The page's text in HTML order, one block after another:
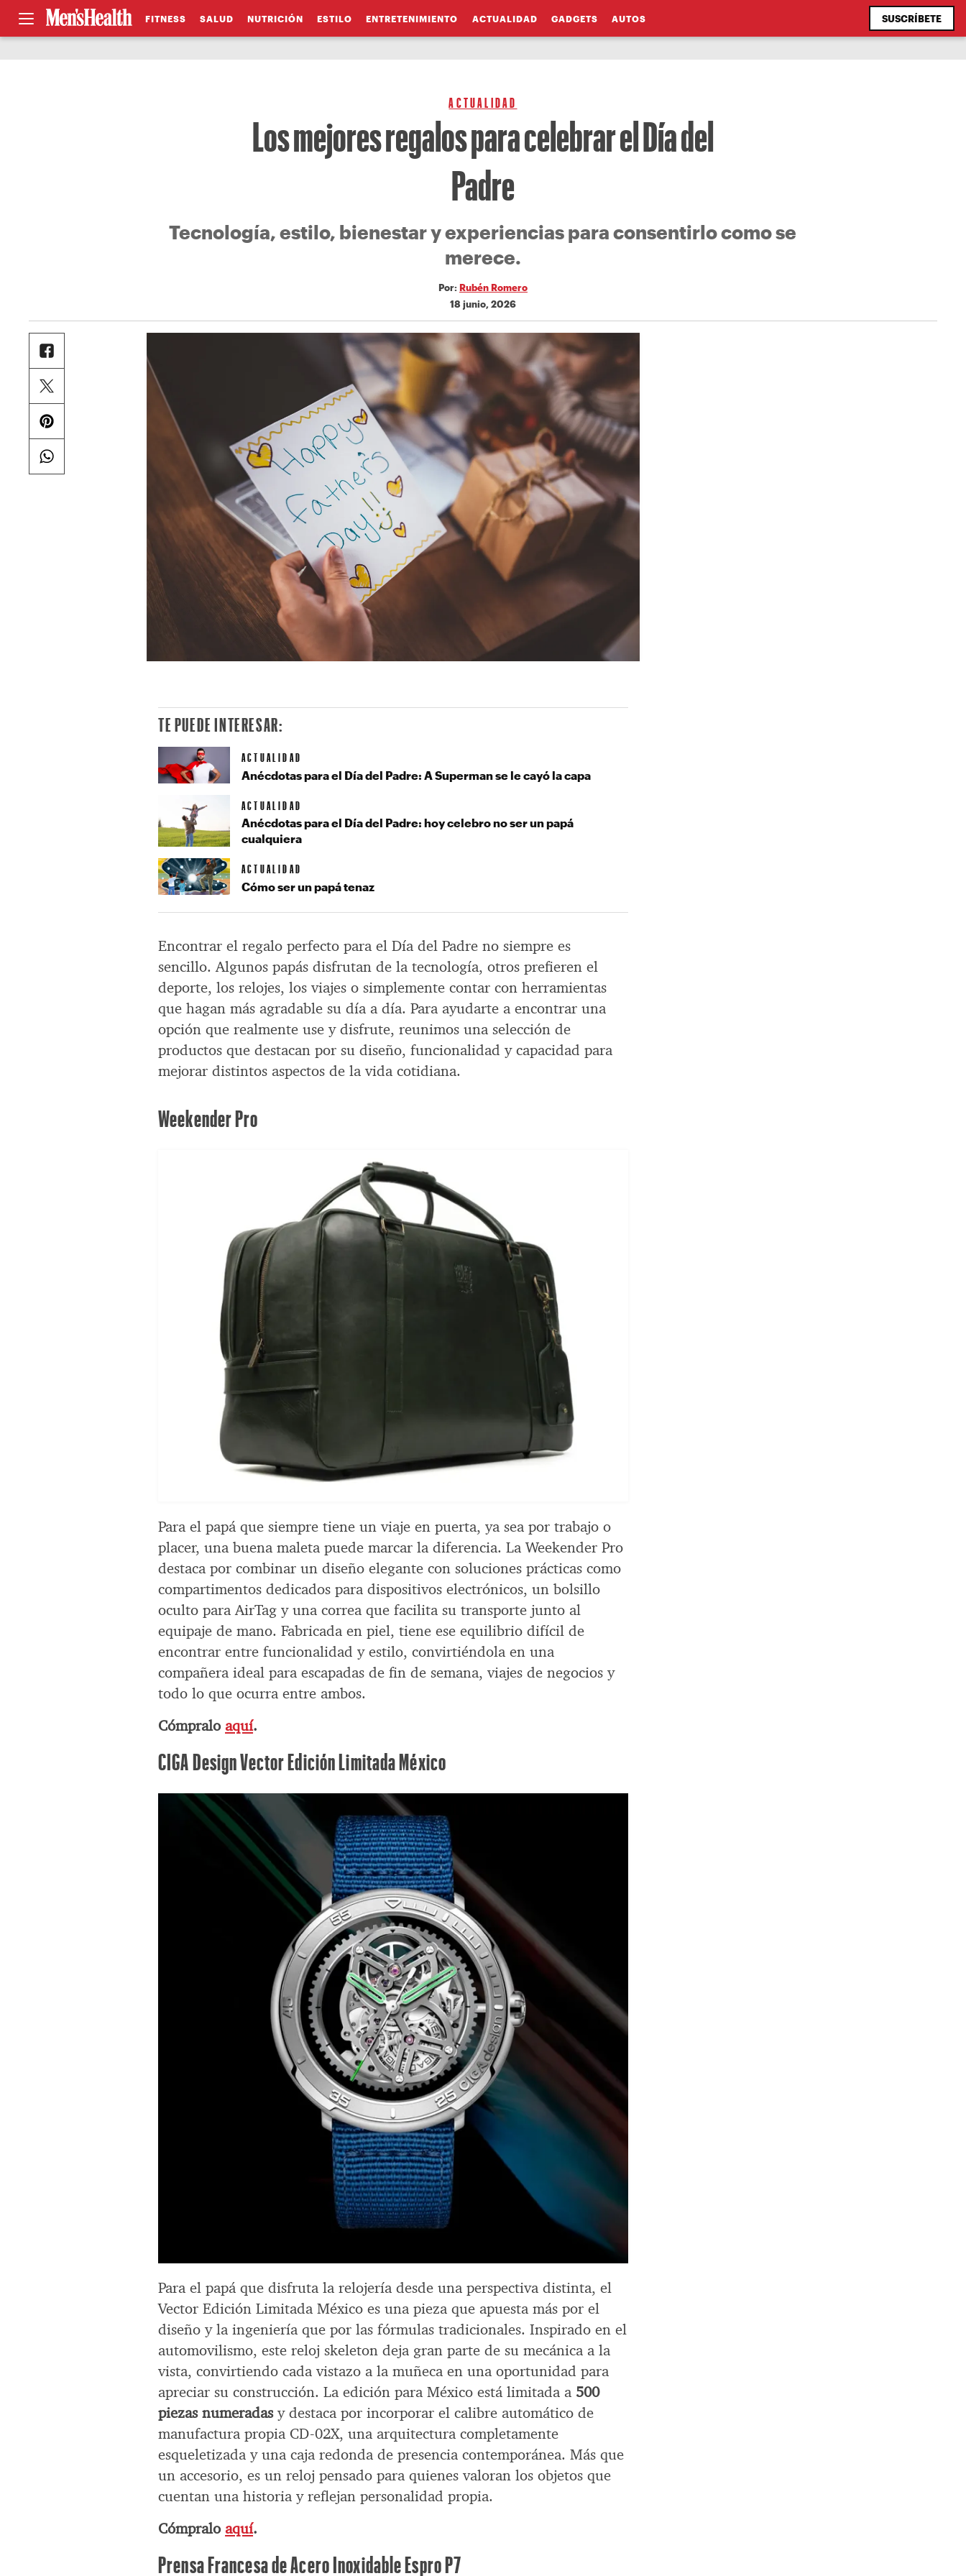
FITNESS SALUD NUTRICIÓN ESTILO ENTRETENIMIENTO ACTUALIDAD GADGETS AUTOS SUSCRÍBETE
ACTUALIDAD
Los mejores regalos para celebrar el Día del
Padre
Tecnología, estilo, bienestar y experiencias para consentirlo como se
merece.
Por: Rubén Romero
18 junio, 2026
Encontrar el regalo perfecto para el Día del Padre no siempre es
sencillo. Algunos papás disfrutan de la tecnología, otros prefieren el
deporte, los relojes, los viajes o simplemente contar con herramientas
que hagan más agradable su día a día. Para ayudarte a encontrar una
opción que realmente use y disfrute, reunimos una selección de
productos que destacan por su diseño, funcionalidad y capacidad para
mejorar distintos aspectos de la vida cotidiana.
Weekender Pro
Para el papá que siempre tiene un viaje en puerta, ya sea por trabajo o
placer, una buena maleta puede marcar la diferencia. La Weekender Pro
destaca por combinar un diseño elegante con soluciones prácticas como
compartimentos dedicados para dispositivos electrónicos, un bolsillo
oculto para AirTag y una correa que facilita su transporte junto al
equipaje de mano. Fabricada en piel, tiene ese equilibrio difícil de
encontrar entre funcionalidad y estilo, convirtiéndola en una
compañera ideal para escapadas de fin de semana, viajes de negocios y
todo lo que ocurra entre ambos.
Cómpralo aquí.
CIGA Design Vector Edición Limitada México
Para el papá que disfruta la relojería desde una perspectiva distinta, el
Vector Edición Limitada México es una pieza que apuesta más por el
diseño y la ingeniería que por las fórmulas tradicionales. Inspirado en el
automovilismo, este reloj skeleton deja gran parte de su mecánica a la
vista, convirtiendo cada vistazo a la muñeca en una oportunidad para
apreciar su construcción. La edición para México está limitada a 500
piezas numeradasy destaca por incorporar el calibre automático de
manufactura propia CD-02X, una arquitectura completamente
esqueletizada y una caja redonda de presencia contemporánea. Más que
un accesorio, es un reloj pensado para quienes valoran los objetos que
cuentan una historia y reflejan personalidad propia.
Cómpralo aquí.
Prensa Francesa de Acero Inoxidable Espro P7
TE PUEDE INTERESAR:
ACTUALIDAD
Anécdotas para el Día del Padre: A Superman se le cayó la capa
ACTUALIDAD
Anécdotas para el Día del Padre: hoy celebro no ser un papá
cualquiera
ACTUALIDAD
Cómo ser un papá tenaz